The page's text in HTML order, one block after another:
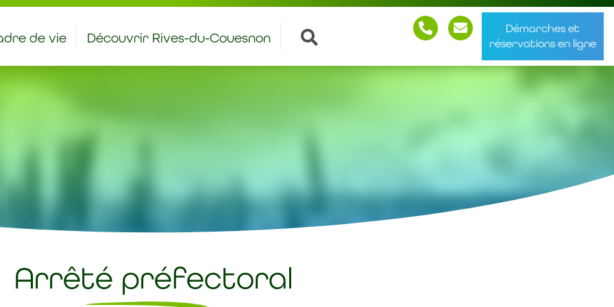
de vie Découvrir Rives-du-Couesnon
Démarches et
réservations en ligne
Arrêté préfectoral